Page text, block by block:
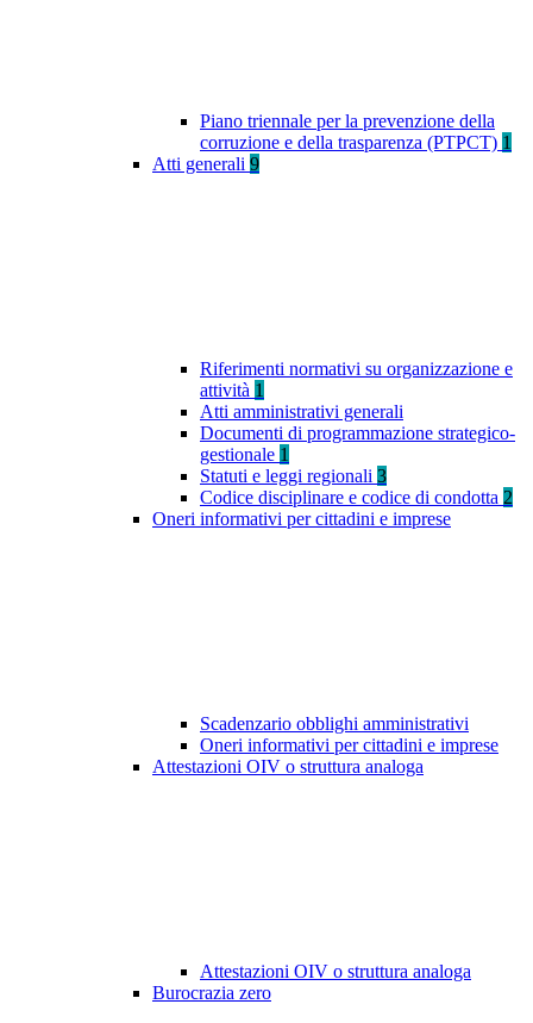
Piano triennale per la prevenzione della
corruzione e della trasparenza (PTPCT) 1
Atti generali 9
Riferimenti normativi su organizzazione e
attività 1
Atti amministrativi generali
Documenti di programmazione strategico-
gestionale 1
Statuti e leggi regionali 3
Codice disciplinare e codice di condotta 2
Oneri informativi per cittadini e imprese
Scadenzario obblighi amministrativi
Oneri informativi per cittadini e imprese
Attestazioni OIV o struttura analoga
Attestazioni OIV o struttura analoga
Burocrazia zero